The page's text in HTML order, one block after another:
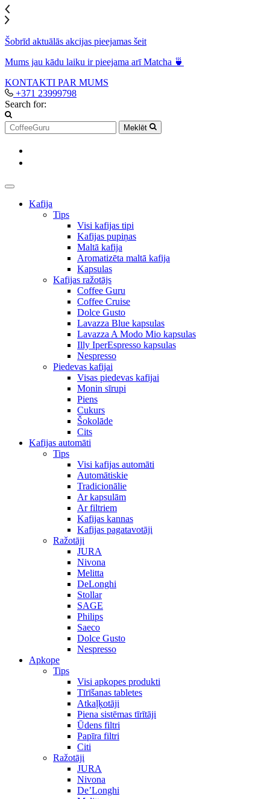
Šobrīd aktuālās akcijas pieejamas šeit
Mums jau kādu laiku ir pieejama arī Matcha 🍵
KONTAKTI PAR MUMS
+371 23999798
Search for:
Meklēt
Kafija
Tips
Visi kafijas tipi
Kafijas pupiņas
Maltā kafija
Aromatizēta maltā kafija
Kapsulas
Kafijas ražotājs
Coffee Guru
Coffee Cruise
Dolce Gusto
Lavazza Blue kapsulas
Lavazza A Modo Mio kapsulas
Illy IperEspresso kapsulas
Nespresso
Piedevas kafijai
Visas piedevas kafijai
Monin sīrupi
Piens
Cukurs
Šokolāde
Cits
Kafijas automāti
Tips
Visi kafijas automāti
Automātiskie
Tradicionālie
Ar kapsulām
Ar filtriem
Kafijas kannas
Kafijas pagatavotāji
Ražotāji
JURA
Nivona
Melitta
DeLonghi
Stollar
SAGE
Philips
Saeco
Dolce Gusto
Nespresso
Apkope
Tips
Visi apkopes produkti
Tīrīšanas tabletes
Atkaļķotāji
Piena sistēmas tīrītāji
Ūdens filtri
Papīra filtri
Citi
Ražotāji
JURA
Nivona
De’Longhi